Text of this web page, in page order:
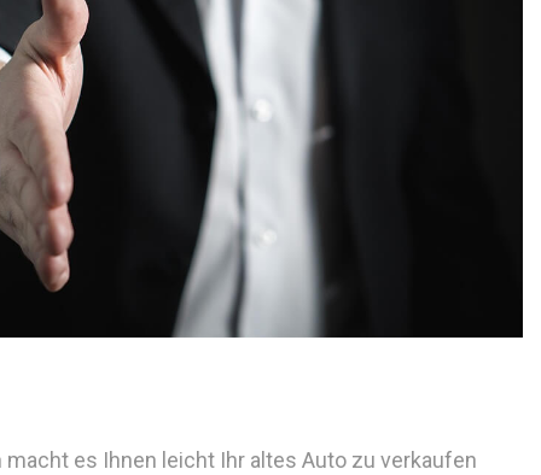
es Ihnen leicht Ihr altes Auto zu verkaufen